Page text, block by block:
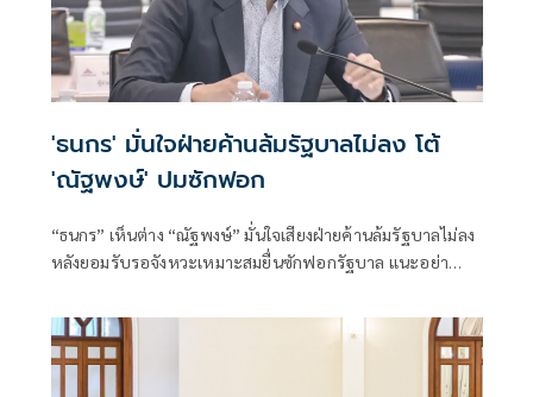
'ธนกร' มั่นใจฝ่ายค้านล้มรัฐบาลไม่ลง โต้
'ณัฐพงษ์' ปมซักฟอก
“ธนกร” เห็นต่าง “ณัฐพงษ์” มั่นใจเสียงฝ่ายค้านล้มรัฐบาลไม่ลง
หลังยอมรับรอจังหวะเหมาะสมยื่นซักฟอกรัฐบาล แนะอย่าทำ
กัน